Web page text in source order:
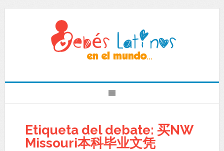
Etiqueta del debate: 买NW
Missouri本科毕业文凭